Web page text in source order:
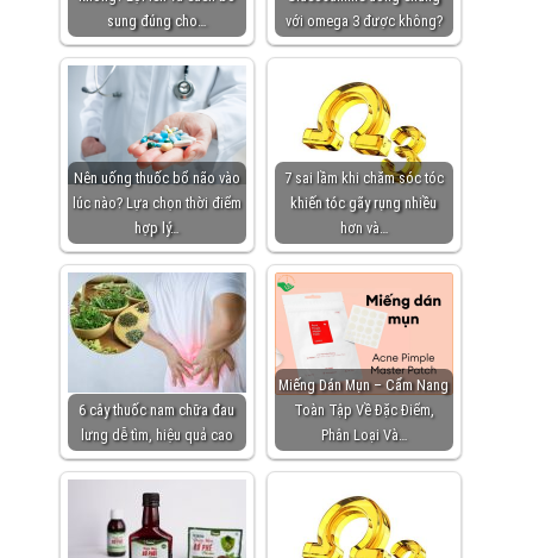
sung đúng cho…
với omega 3 được không?
Nên uống thuốc bổ não vào
lúc nào? Lựa chọn thời điểm
hợp lý…
7 sai lầm khi chăm sóc tóc
khiến tóc gãy rụng nhiều
hơn và…
6 cây thuốc nam chữa đau
lưng dễ tìm, hiệu quả cao
Miếng Dán Mụn – Cẩm Nang
Toàn Tập Về Đặc Điểm,
Phân Loại Và…